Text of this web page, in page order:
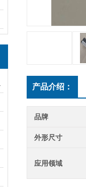
产品介绍：
品牌
外形尺寸
应用领域